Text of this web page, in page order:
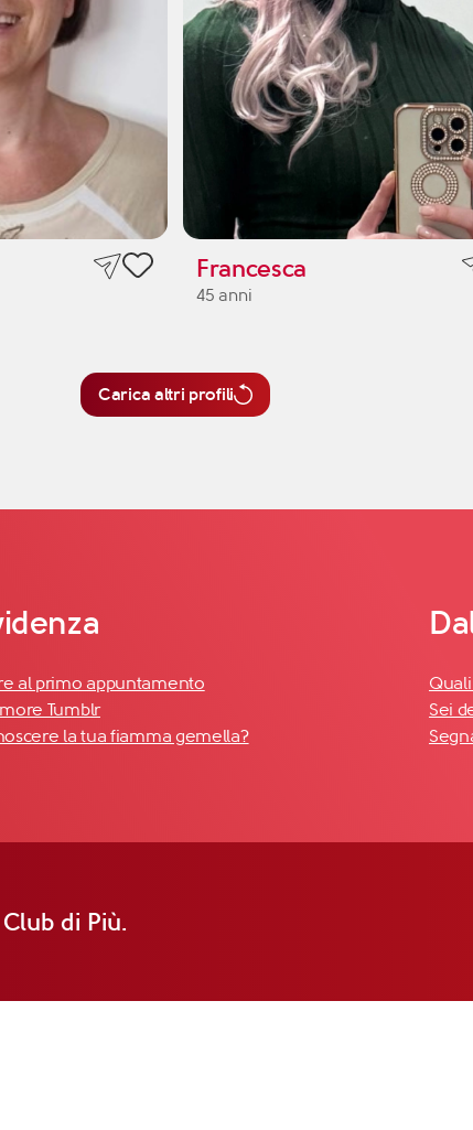
Francesca
45 anni
Carica altri profili
al primo appuntamento
Tumblr
la tua fiamma gemella?
Sei
di Più.